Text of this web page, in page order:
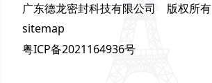
广东德龙密封科技有限公司 版权所有
sitemap
粤ICP备2021164936号